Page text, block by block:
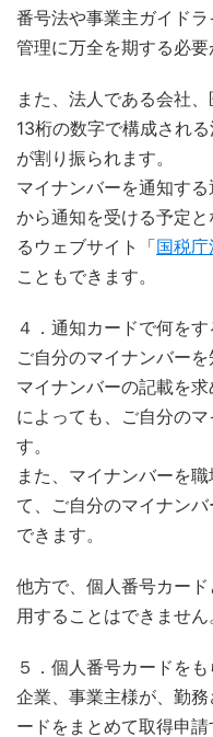
番号法や事業主ガイド
管理に万全を期する必要
また、法人である会社
13桁の数字で構成され
が割り振られます。
マイナンバーを通知す
から通知を受ける予定
るウェブサイト「国税庁
こともできます。
４．通知カードで何を
ご自分のマイナンバーを
マイナンバーの記載を
によっても、ご自分の
す。
また、マイナンバーを
て、ご自分のマイナン
できます。
他方で、個人番号カー
用することはできません
５．個人番号カードを
企業、事業主様が、勤
ードをまとめて取得申